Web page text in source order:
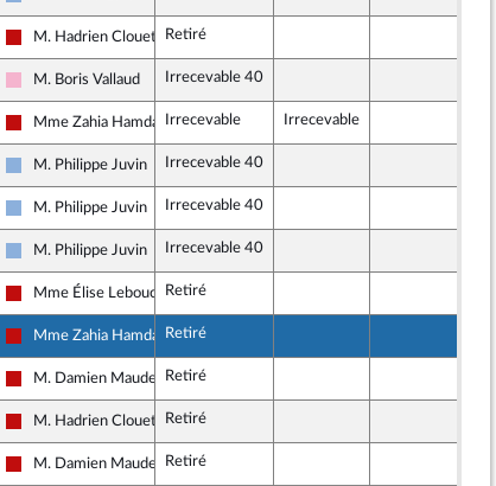
Droite Républicaine
La France insoumise - Nouveau Front Populaire
M. Hadrien Clouet Retiré
Socialistes et apparentés
M. Boris Vallaud Irrecevable 40
La France insoumise - Nouveau Front Populaire
Mme Zahia HamdaneIrrecevable Irrecevable
Droite Républicaine
M. Philippe Juvin Irrecevable 40
Droite Républicaine
M. Philippe Juvin Irrecevable 40
Droite Républicaine
M. Philippe Juvin Irrecevable 40
La France insoumise - Nouveau Front Populaire
Mme Élise LeboucherRetiré
La France insoumise - Nouveau Front Populaire
Mme Zahia HamdaneRetiré
La France insoumise - Nouveau Front Populaire
M. Damien Maudet Retiré
La France insoumise - Nouveau Front Populaire
M. Hadrien Clouet Retiré
La France insoumise - Nouveau Front Populaire
M. Damien Maudet Retiré